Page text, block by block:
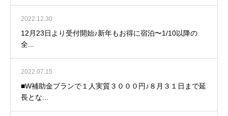
2022.12.30
12月23日より受付開始♪新年もお得に宿泊〜1/10以降の
全...
2022.07.15
■W補助金プランで１人実質３０００円♪８月３１日まで延
長とな...